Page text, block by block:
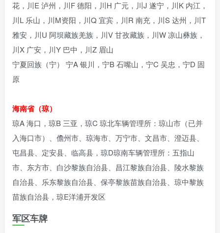
花，川E 泸州，川F 德阳，川H 广元，川J 遂宁，川K 内江，
川L 乐山，川M资阳，川Q 宜宾，川R 南充，川S 达州，川T
雅安，川U 阿坝藏族羌族，川V 甘孜藏族，川W 凉山彝族，
川X 广安，川Y 巴中，川Z 眉山
宁夏回族（宁） 宁A 银川，宁B 石嘴山，宁C 吴忠，宁D 固
原
海南省（琼）
琼A 海口，琼B 三亚，琼C 琼北车辆管理所：琼山市（已并
入海口市）、儋州市、琼海市、万宁市、文昌市、澄迈县、
屯昌县、定安县、临高县，琼D琼南车辆管理所：五指山
市、东方市、白沙黎族自治县、昌江黎族自治县、陵水黎族
自治县、乐东黎族自治县、保亭黎族苗族自治县、琼中黎族
苗族自治县，琼E洋浦开发区
军区车牌